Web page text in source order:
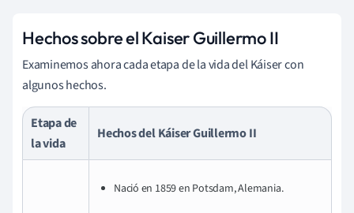
Hechos sobre el Kaiser Guillermo II
Examinemos ahora cada etapa de la vida del Káiser con
algunos hechos.
Etapa de
la vida
Hechos del Káiser Guillermo II
Nació en 1859 en Potsdam, Alemania.